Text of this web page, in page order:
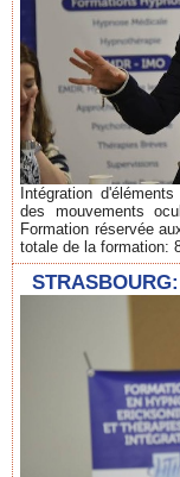
Intégration
des mouvements
Formation réservée
totale de la formation: